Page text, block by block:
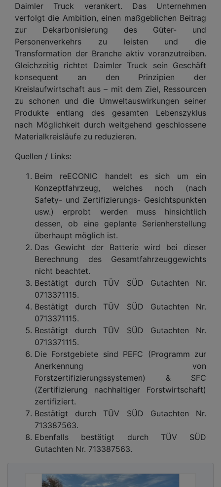
Daimler Truck verankert. Das Unternehmen
verfolgt die Ambition, einen maßgeblichen Beitrag
zur Dekarbonisierung des Güter- und
Personenverkehrs zu leisten und die
Transformation der Branche aktiv voranzutreiben.
Gleichzeitig richtet Daimler Truck sein Geschäft
konsequent an den Prinzipien der
Kreislaufwirtschaft aus – mit dem Ziel, Ressourcen
zu schonen und die Umweltauswirkungen seiner
Produkte entlang des gesamten Lebenszyklus
nach Möglichkeit durch weitgehend geschlossene
Materialkreisläufe zu reduzieren.
Quellen / Links:
Beim reECONIC handelt es sich um ein
Konzeptfahrzeug, welches noch (nach
Safety- und Zertifizierungs- Gesichtspunkten
usw.) erprobt werden muss hinsichtlich
dessen, ob eine geplante Serienherstellung
überhaupt möglich ist.
Das Gewicht der Batterie wird bei dieser
Berechnung des Gesamtfahrzeuggewichts
nicht beachtet.
Bestätigt durch TÜV SÜD Gutachten Nr.
0713371115.
Bestätigt durch TÜV SÜD Gutachten Nr.
0713371115.
Bestätigt durch TÜV SÜD Gutachten Nr.
0713371115.
Die Forstgebiete sind PEFC (Programm zur
Anerkennung von
Forstzertifizierungssystemen) & SFC
(Zertifizierung nachhaltiger Forstwirtschaft)
zertifiziert.
Bestätigt durch TÜV SÜD Gutachten Nr.
713387563.
Ebenfalls bestätigt durch TÜV SÜD
Gutachten Nr. 713387563.